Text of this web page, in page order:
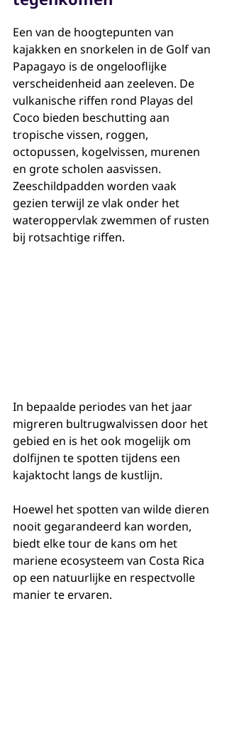
Een van de hoogtepunten van
kajakken en snorkelen in de Golf van
Papagayo is de ongelooflijke
verscheidenheid aan zeeleven. De
vulkanische riffen rond Playas del
Coco bieden beschutting aan
tropische vissen, roggen,
octopussen, kogelvissen, murenen
en grote scholen aasvissen.
Zeeschildpadden worden vaak
gezien terwijl ze vlak onder het
wateroppervlak zwemmen of rusten
bij rotsachtige riffen.
In bepaalde periodes van het jaar
migreren bultrugwalvissen door het
gebied en is het ook mogelijk om
dolfijnen te spotten tijdens een
kajaktocht langs de kustlijn.
Hoewel het spotten van wilde dieren
nooit gegarandeerd kan worden,
biedt elke tour de kans om het
mariene ecosysteem van Costa Rica
op een natuurlijke en respectvolle
manier te ervaren.